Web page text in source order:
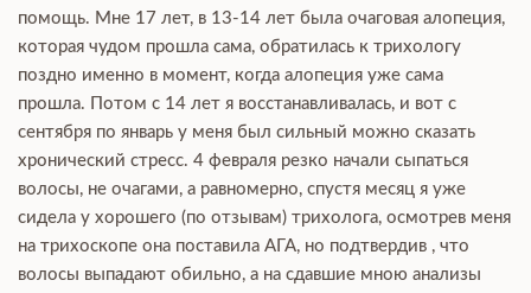
помощь. Мне 17 лет, в 13-14 лет была очаговая алопеция,
которая чудом прошла сама, обратилась к трихологу
поздно именно в момент, когда алопеция уже сама
прошла. Потом с 14 лет я восстанавливалась, и вот с
сентября по январь у меня был сильный можно сказать
хронический стресс. 4 февраля резко начали сыпаться
волосы, не очагами, а равномерно, спустя месяц я уже
сидела у хорошего (по отзывам) трихолога, осмотрев меня
на трихоскопе она поставила АГА, но подтвердив , что
волосы выпадают обильно, а на сдавшие мною анализы